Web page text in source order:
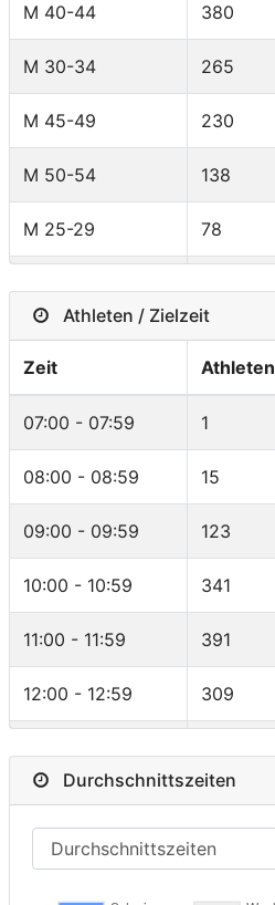
Germany 8
Spain 7
France 5
Australia 4
Switzerland 4
Mexico 3
Colombia 2
Ecuador 2
Belgium 2
New Zealand 2
Portugal 2
Denmark 2
South Africa 1
Bahrain
Bolivia,
Plurinational
1
M 40-44 380
M 30-34 265
M 45-49 230
M 50-54 138
M 25-29 78
F 30-34 43
F 35-39 41
M PRO 34
F 40-44 33
F 45-49 30
F PRO 27
M 60-64 21
F 25-29 15
F 50-54 12
M 18-24 10
Athleten / Zielzeit
Zeit Athleten
07:00 - 07:59 1
08:00 - 08:59 15
09:00 - 09:59 123
10:00 - 10:59 341
11:00 - 11:59 391
12:00 - 12:59 309
14:00 - 14:59 103
15:00 - 15:59 42
Durchschnittszeiten